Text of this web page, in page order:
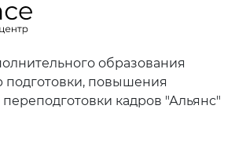
образования
подготовки, повышения
кадров "Альянс"